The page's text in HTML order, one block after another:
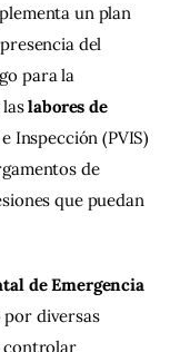
un plan
del
para la
las labores de
Inspección (PVIS)
de
que puedan
de Emergencia
por diversas
controlar